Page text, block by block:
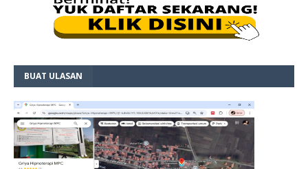
BUAT ULASAN